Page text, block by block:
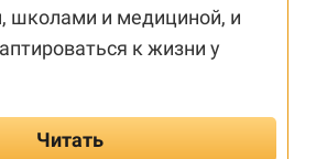
школами и медициной, и
к жизни у
Читать